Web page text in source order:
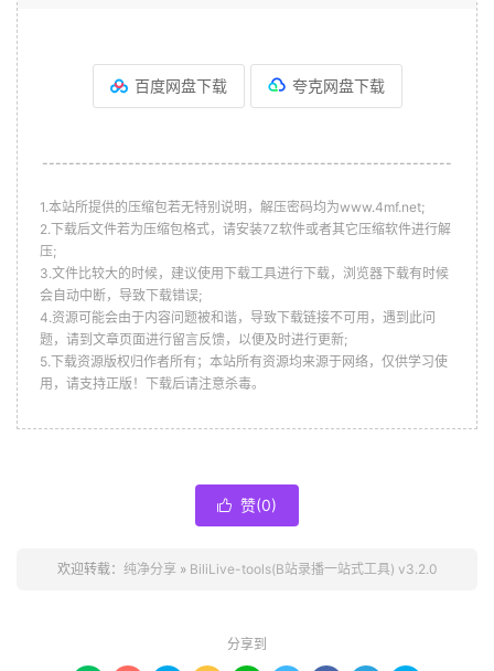
百度网盘下载 夸克网盘下载
--------------------------------------------------------------
1.本站所提供的压缩包若无特别说明，解压密码均为www.4mf.net;
2.下载后文件若为压缩包格式，请安装7Z软件或者其它压缩软件进行解
压;
3.文件比较大的时候，建议使用下载工具进行下载，浏览器下载有时候
会自动中断，导致下载错误;
4.资源可能会由于内容问题被和谐，导致下载链接不可用，遇到此问
题，请到文章页面进行留言反馈，以便及时进行更新;
5.下载资源版权归作者所有；本站所有资源均来源于网络，仅供学习使
用，请支持正版！下载后请注意杀毒。
 赞(0)
欢迎转载： 纯净分享 » BiliLive-tools(B站录播一站式工具) v3.2.0
分享到